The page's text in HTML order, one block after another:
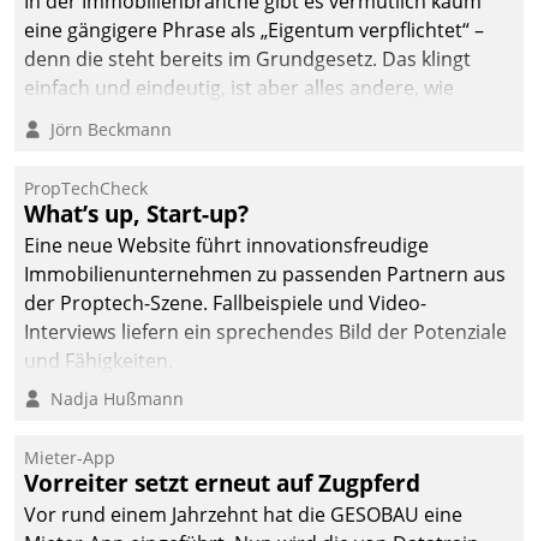
abgeben – rund um die
Uhr.
eine gängigere Phrase als „Eigentum verpflichtet“ –
denn die steht bereits im Grundgesetz. Das klingt
einfach und eindeutig, ist aber alles andere, wie
Branchenbeschäftigte wissen. Denn mit der
Verantwortung folgen Verpflichtungen.
Jörn Beckmann
PropTechCheck
What’s up, Start-up?
Eine neue Website führt innovationsfreudige
Immobilienunternehmen zu passenden Partnern aus
der Proptech-Szene. Fallbeispiele und Video-
Interviews liefern ein sprechendes Bild der Potenziale
und Fähigkeiten.
Nadja Hußmann
Mieter-App
Vorreiter setzt erneut auf Zugpferd
Vor rund einem Jahrzehnt hat die GESOBAU eine